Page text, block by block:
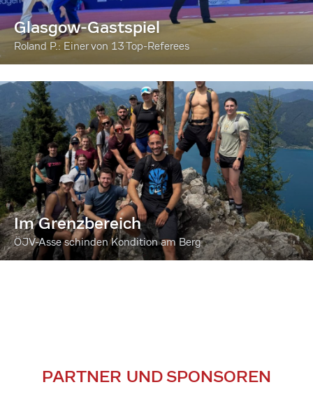
Glasgow-Gastspiel
Roland P.: Einer von 13 Top-Referees
Im Grenzbereich
ÖJV-Asse schinden Kondition am Berg
PARTNER UND SPONSOREN